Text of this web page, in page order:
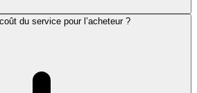
du service pour l’acheteur ?